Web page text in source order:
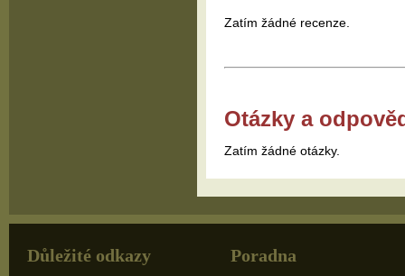
Zatím žádné recenze.
Otázky a
Zatím žádné otázky.
Důležité odkazy Poradna